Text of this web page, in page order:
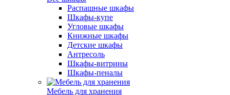
Распашные шкафы
Шкафы-купе
Угловые шкафы
Книжные шкафы
Детские шкафы
Антресоль
Шкафы-витрины
Шкафы-пеналы
Мебель для хранения